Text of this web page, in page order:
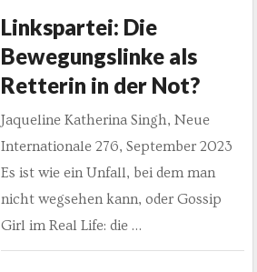
Linkspartei: Die
Bewegungslinke als
Retterin in der Not?
Jaqueline Katherina Singh, Neue
Internationale 276, September 2023
Es ist wie ein Unfall, bei dem man
nicht wegsehen kann, oder Gossip
Girl im Real Life: die …